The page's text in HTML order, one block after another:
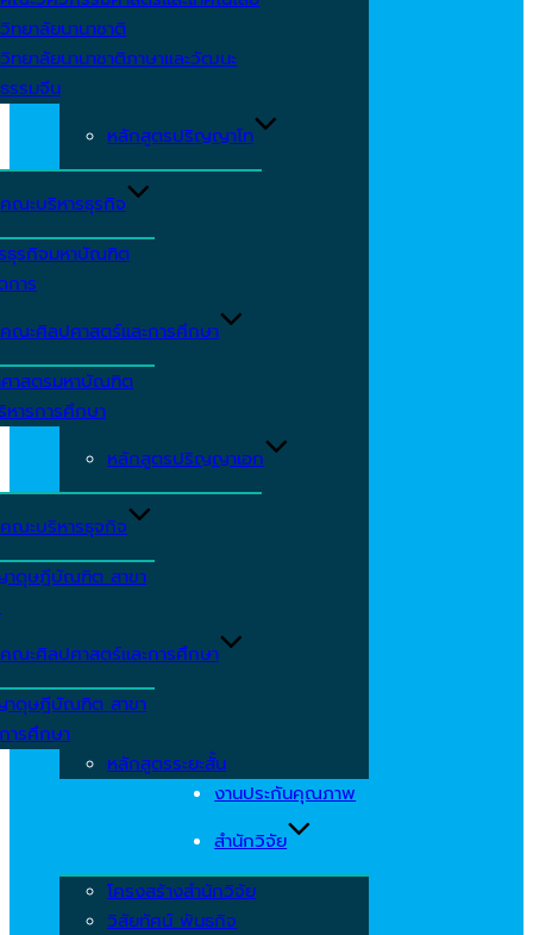
วิทยาลัยนานาชาติ
วิทยาลัยนานาชาติภาษาและวัฒนะ
ธรรมจีน
หลักสูตรปริญญาโท
คณะบริหารธุรกิจ
ธุรกิจมหาบัณฑิต
การ
คณะศิลปศาสตร์และการศึกษา
าสตรมหาบัณฑิต
หารการศึกษา
หลักสูตรปริญญาเอก
คณะบริหารธุจกิจ
ดุษฎีบัณฑิต สาขา
คณะศิลปศาสตร์และการศึกษา
ดุษฎีบัณฑิต สาขา
ารศึกษา
หลักสูตรระยะสั้น
งานประกันคุณภาพ
สำนักวิจัย
โครงสร้างสำนักวิจัย
วิสัยทัศน์ พันธกิจ